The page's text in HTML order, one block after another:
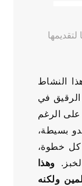
النشاط
في
على الرغم
بسيطة،
كل خطوة،
وهذا
ولكنه